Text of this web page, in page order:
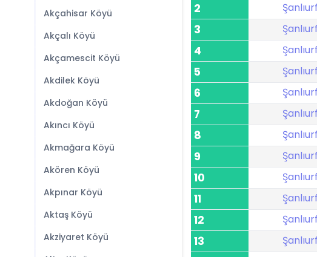
Akçahisar Köyü
Akçalı Köyü
Akçamescit Köyü
Akdilek Köyü
Akdoğan Köyü
Akıncı Köyü
Akmağara Köyü
Akören Köyü
Akpınar Köyü
Aktaş Köyü
Akziyaret Köyü
2
3
4
5
6
7
8
9
10
11
12
13